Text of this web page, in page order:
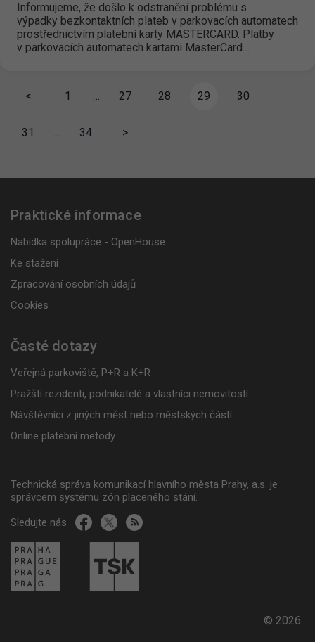
Informujeme, že došlo k odstranění problému s
výpadky bezkontaktních plateb v parkovacích automatech
prostřednictvím platební karty MASTERCARD. Platby
v parkovacích automatech kartami MasterCard…
< 1 … 27 28 29 30
31 … 34 >
Praktické informace
Nabídka spolupráce - OpenHouse
Ke stažení
Zpracování osobních údajů
Cookies
Časté dotazy
Veřejná parkoviště, P+R a K+R
Pražští rezidenti, podnikatelé a vlastníci nemovitostí
Návštěvníci z jiných měst nebo městských částí
Online platební metody
Technická správa komunikací hlavního města Prahy, a.s. je
správcem systému zón placeného stání.
Sledujte nás
© 2026